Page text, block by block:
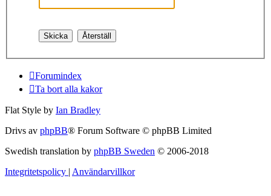
Forumindex
Ta bort alla kakor
Flat Style by Ian Bradley
Drivs av phpBB® Forum Software © phpBB Limited
Swedish translation by phpBB Sweden © 2006-2018
Integritetspolicy | Användarvillkor